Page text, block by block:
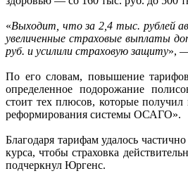
«Выходит, что за 2,4 тыс. рублей
увеличенные страховые выплаты
руб. и усилили страховую защиту»,
По его словам, повышение
определенное подорожание
стоит тех плюсов, которые получил
реформирования системы ОСАГО».
Благодаря тарифам удалось
курса, чтобы страховка
подчеркнул Юргенс.